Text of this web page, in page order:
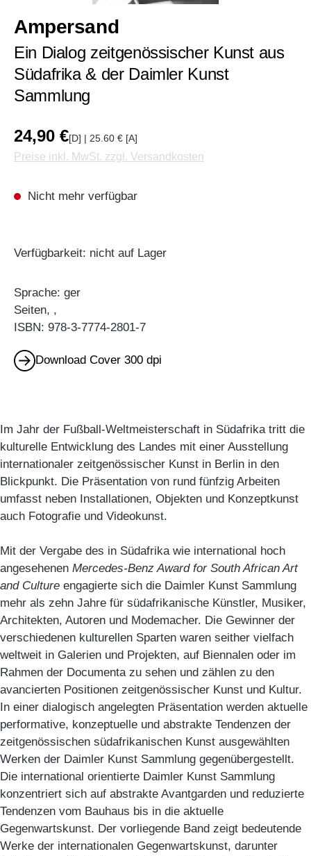
Ampersand
Ein Dialog zeitgenössischer Kunst aus
Südafrika & der Daimler Kunst
Sammlung
24,90 €[D] | 25.60 € [A]
Preise inkl. MwSt. zzgl. Versandkosten
Nicht mehr verfügbar
Verfügbarkeit: nicht auf Lager
Sprache: ger
Seiten, ,
ISBN: 978-3-7774-2801-7
Download Cover 300 dpi
Im Jahr der Fußball-Weltmeisterschaft in Südafrika tritt die
kulturelle Entwicklung des Landes mit einer Ausstellung
internationaler zeitgenössischer Kunst in Berlin in den
Blickpunkt. Die Präsentation von rund fünfzig Arbeiten
umfasst neben Installationen, Objekten und Konzeptkunst
auch Fotografie und Videokunst.
Mit der Vergabe des in Südafrika wie international hoch
angesehenen Mercedes-Benz Award for South African Art
and Culture engagierte sich die Daimler Kunst Sammlung
mehr als zehn Jahre für südafrikanische Künstler, Musiker,
Architekten, Autoren und Modemacher. Die Gewinner der
verschiedenen kulturellen Sparten waren seither vielfach
weltweit in Galerien und Projekten, auf Biennalen oder im
Rahmen der Documenta zu sehen und zählen zu den
avancierten Positionen zeitgenössischer Kunst und Kultur.
In einer dialogisch angelegten Präsentation werden aktuelle
performative, konzeptuelle und abstrakte Tendenzen der
zeitgenössischen südafrikanischen Kunst ausgewählten
Werken der Daimler Kunst Sammlung gegenübergestellt.
Die international orientierte Daimler Kunst Sammlung
konzentriert sich auf abstrakte Avantgarden und reduzierte
Tendenzen vom Bauhaus bis in die aktuelle
Gegenwartskunst. Der vorliegende Band zeigt bedeutende
Werke der internationalen Gegenwartskunst, darunter